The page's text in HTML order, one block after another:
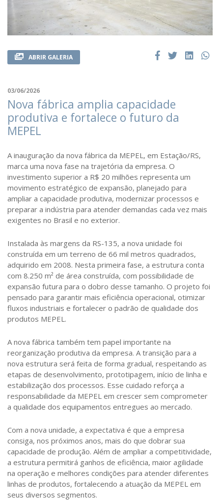
ABRIR GALERIA
03/06/2026
Nova fábrica amplia capacidade
produtiva e fortalece o futuro da
MEPEL
A inauguração da nova fábrica da MEPEL, em Estação/RS,
marca uma nova fase na trajetória da empresa. O
investimento superior a R$ 20 milhões representa um
movimento estratégico de expansão, planejado para
ampliar a capacidade produtiva, modernizar processos e
preparar a indústria para atender demandas cada vez mais
exigentes no Brasil e no exterior.
Instalada às margens da RS-135, a nova unidade foi
construída em um terreno de 66 mil metros quadrados,
adquirido em 2008. Nesta primeira fase, a estrutura conta
com 8.250 m² de área construída, com possibilidade de
expansão futura para o dobro desse tamanho. O projeto foi
pensado para garantir mais eficiência operacional, otimizar
fluxos industriais e fortalecer o padrão de qualidade dos
produtos MEPEL.
A nova fábrica também tem papel importante na
reorganização produtiva da empresa. A transição para a
nova estrutura será feita de forma gradual, respeitando as
etapas de desenvolvimento, prototipagem, início de linha e
estabilização dos processos. Esse cuidado reforça a
responsabilidade da MEPEL em crescer sem comprometer
a qualidade dos equipamentos entregues ao mercado.
Com a nova unidade, a expectativa é que a empresa
consiga, nos próximos anos, mais do que dobrar sua
capacidade de produção. Além de ampliar a competitividade,
a estrutura permitirá ganhos de eficiência, maior agilidade
na operação e melhores condições para atender diferentes
linhas de produtos, fortalecendo a atuação da MEPEL em
seus diversos segmentos.